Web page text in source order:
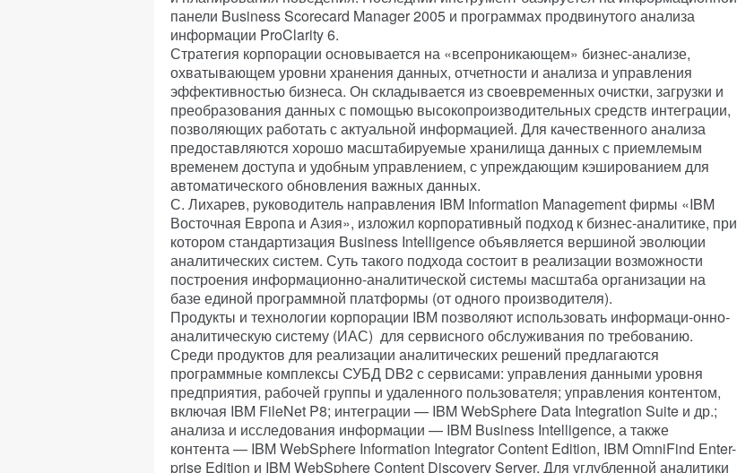
панели Business Scorecard Manager 2005 и программах продвинутого анализа
информации ProClarity 6.
Стратегия корпорации основывается на «всепроникающем» бизнес-анализе,
охватывающем уровни хранения данных, отчетности и анализа и управления
эффективностью бизнеса. Он складывается из своевременных очистки, загрузки и
преобразования данных с помощью высокопроизводительных средств интеграции,
позволяющих работать с актуальной информацией. Для качественного анализа
предоставляются хорошо масштабируемые хранилища данных с приемлемым
временем доступа и удобным управлением, с упреждающим кэшированием для
автоматического обновления важных данных.
С. Лихарев, руководитель направления IBM Information Management фирмы «IBM
Восточная Европа и Азия», изложил корпоративный подход к бизнес-аналитике, при
котором стандартизация Business Intelligence объявляется вершиной эволюции
аналитических систем. Суть такого подхода состоит в реализации возможности
построения информационно-аналитической системы масштаба организации на
базе единой программной платформы (от одного производителя).
Продукты и технологии корпорации IBM позволяют использовать информаци-онно-
аналитическую систему (ИАС) для сервисного обслуживания по требованию.
Среди продуктов для реализации аналитических решений предлагаются
программные комплексы СУБД DB2 с сервисами: управления данными уровня
предприятия, рабочей группы и удаленного пользователя; управления контентом,
включая IBM FileNet P8; интеграции — IBM WebSphere Data Integration Suite и др.;
анализа и исследования информации — IBM Business Intelligence, а также
контента — IBM WebSphere Information Integrator Content Edition, IBM OmniFind Enter-
prise Edition и IBM WebSphere Content Discovery Server. Для углубленной аналитики